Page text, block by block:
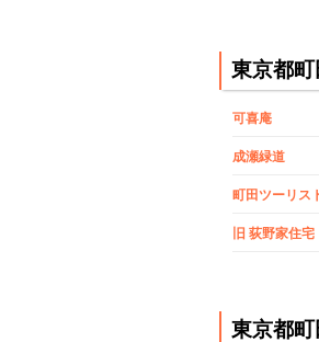
東京都
可喜庵
成瀬緑道
町田ツーリス
旧 荻野家住宅
東京都